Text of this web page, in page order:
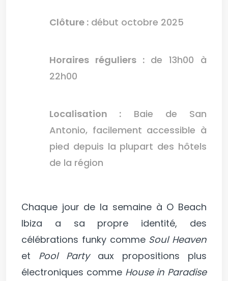
Clôture : début octobre 2025
Horaires réguliers :de 13h00 à
22h00
Localisation : Baie de San
Antonio, facilement accessible à
pied depuis la plupart des hôtels
de la région
Chaque jour de la semaine à O Beach
Ibiza a sa propre identité, des
célébrations funky comme Soul Heaven
et Pool Partyaux propositions plus
électroniques comme House in Paradise